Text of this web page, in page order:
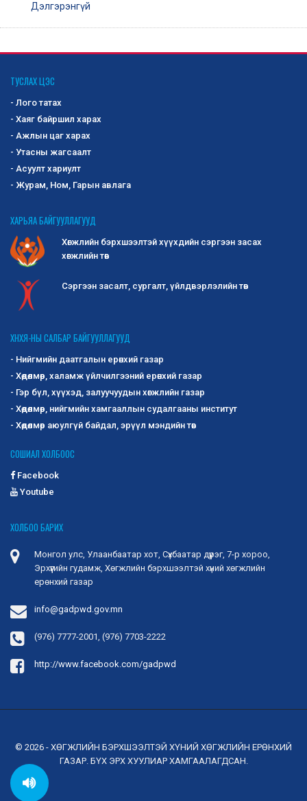
Дэлгэрэнгүй
ТУСЛАХ ЦЭС
- Лого татах
- Хаяг байршил харах
- Ажлын цаг харах
- Утасны жагсаалт
- Асуулт хариулт
- Журам, Ном, Гарын авлага
ХАРЬЯА БАЙГУУЛЛАГУУД
Хөгжлийн бэрхшээлтэй хүүхдийн сэргээн засах
хөгжлийн төв
Сэргээн засалт, сургалт, үйлдвэрлэлийн төв
ХНХЯ-НЫ САЛБАР БАЙГУУЛЛАГУУД
- Нийгмийн даатгалын ерөнхий газар
- Хөдөлмөр, халамж үйлчилгээний ерөнхий газар
- Гэр бүл, хүүхэд, залуучуудын хөгжлийн газар
- Хөдөлмөр, нийгмийн хамгааллын судалгааны институт
- Хөдөлмөр аюулгүй байдал, эрүүл мэндийн төв
СОШИАЛ ХОЛБООС
Facebook
Youtube
ХОЛБОО БАРИХ
Монгол улс, Улаанбаатар хот, Сүхбаатар дүүрэг, 7-р хороо,
Эрхүүгийн гудамж, Хөгжлийн бэрхшээлтэй хүний хөгжлийн
ерөнхий газар
info@gadpwd.gov.mn
(976) 7777-2001, (976) 7703-2222
http://www.facebook.com/gadpwd
© 2026 - ХӨГЖЛИЙН БЭРХШЭЭЛТЭЙ ХҮНИЙ ХӨГЖЛИЙН ЕРӨНХИЙ
ГАЗАР. БҮХ ЭРХ ХУУЛИАР ХАМГААЛАГДСАН.